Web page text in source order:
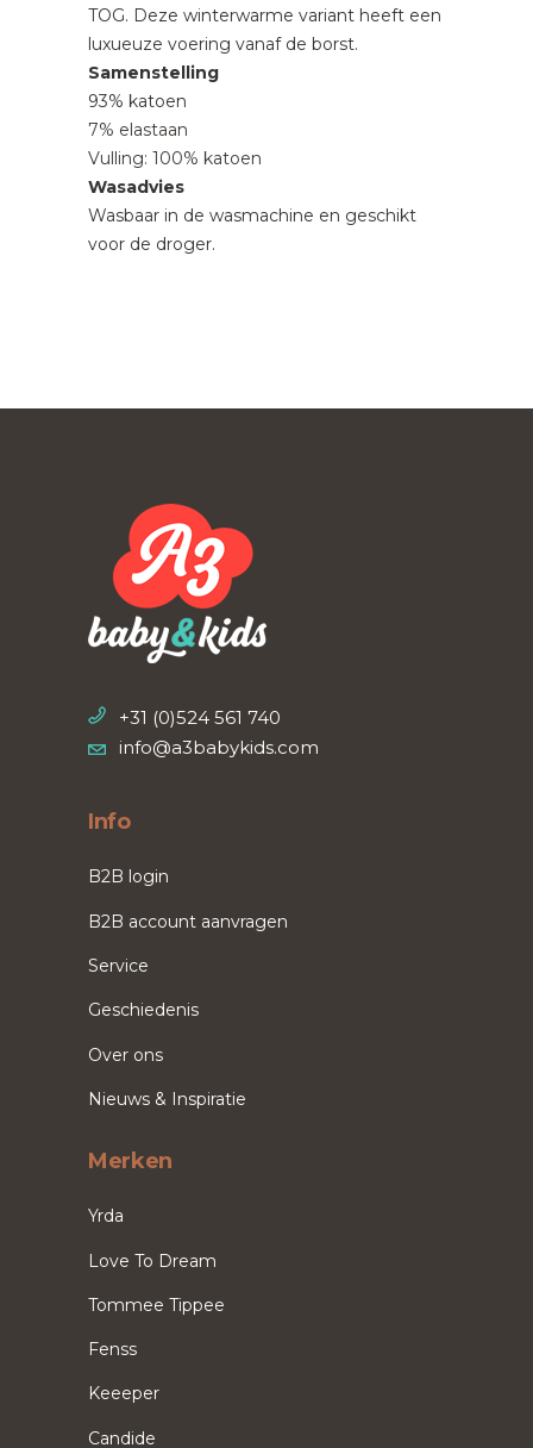
TOG. Deze winterwarme variant heeft een
luxueuze voering vanaf de borst.
Samenstelling
93% katoen
7% elastaan
Vulling: 100% katoen
Wasadvies
Wasbaar in de wasmachine en geschikt
voor de droger.
+31 (0)524 561 740
info@a3babykids.com
Info
B2B login
B2B account aanvragen
Service
Geschiedenis
Over ons
Nieuws & Inspiratie
Merken
Yrda
Love To Dream
Tommee Tippee
Fenss
Keeeper
Candide